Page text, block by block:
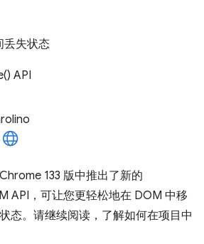
丢失状态
API
133 版中推出了新的
API，可让您更轻松地在 DOM 中移
态。请继续阅读，了解如何在项目中